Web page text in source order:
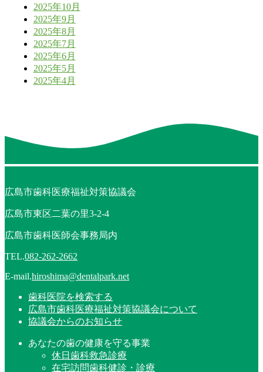
2025年10月
2025年9月
2025年8月
2025年7月
2025年6月
2025年5月
2025年4月
広島市歯科医療福祉対策協議会
広島市東区二葉の里3-2-4
広島市歯科医師会事務局内
TEL.082-262-2662
E-mail.hiroshima@dentalpark.net
歯科医院を検索する
広島市歯科医療福祉対策協議会について
協議会からのお知らせ
あなたの歯の健康を守る事業
休日歯科救急診療
在宅訪問歯科健診・診療